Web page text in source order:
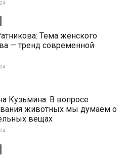
Тема женского
— тренд современной
Кузьмина: В вопросе
животных мы думаем о
вещах